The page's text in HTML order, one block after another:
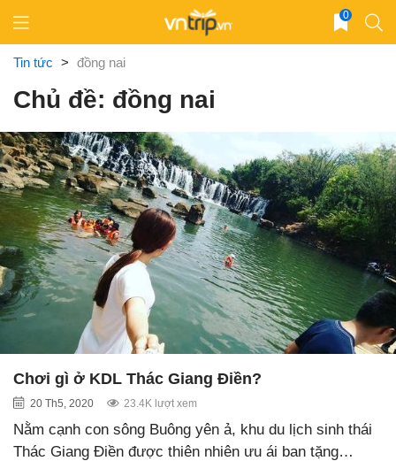
content
0
Tin tức > đồng nai
Chủ đề: đồng nai
Chơi gì ở KDL Thác Giang Điền?
20 Th5, 2020 23.4K lượt xem
Nằm cạnh con sông Buông yên ả, khu du lịch sinh thái
Thác Giang Điền được thiên nhiên ưu ái ban tặng…